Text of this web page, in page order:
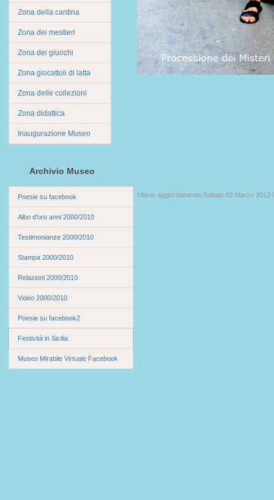
Zona della cantina
Zona dei mestieri
Zona dei giuochi
Zona giocattoli di latta
Zona delle collezioni
Zona didattica
Inaugurazione Museo
Archivio Museo
Poesie su facebook
Albo d'oro anni 2000/2010
Testimonianze 2000/2010
Stampa 2000/2010
Relazioni 2000/2010
Video 2000/2010
Poesie su facebook2
Festività in Sicilia
Museo Mirabile Virtuale Facebook
Ultimo aggiornamento Sabato 02 Marzo 2013